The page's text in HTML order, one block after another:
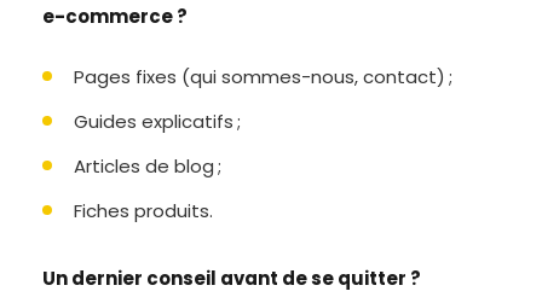
e-commerce ?
Pages fixes (qui sommes-nous, contact) ;
Guides explicatifs ;
Articles de blog ;
Fiches produits.
Un dernier conseil avant de se quitter ?